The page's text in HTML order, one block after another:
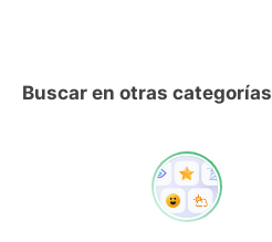
Buscar en otras categorías